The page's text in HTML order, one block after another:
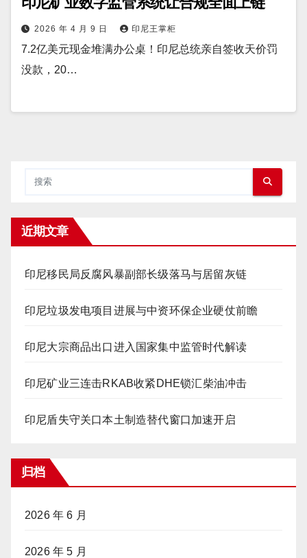
2026 年 4 月 9 日 印尼王掌柜
7.2亿美元现金堆满办公桌！印尼总统亲自签收天价罚
没款，20…
近期文章
印尼移民局反腐风暴副部长级落马与居留灰链
印尼垃圾发电项目进展与中资环保企业硬仗前瞻
印尼大宗商品出口进入国家集中监管时代解读
印尼矿业三连击RKAB收紧DHE锁汇柴油冲击
印尼盾失守关口本土制造替代窗口加速开启
归档
2026 年 6 月
2026 年 5 月